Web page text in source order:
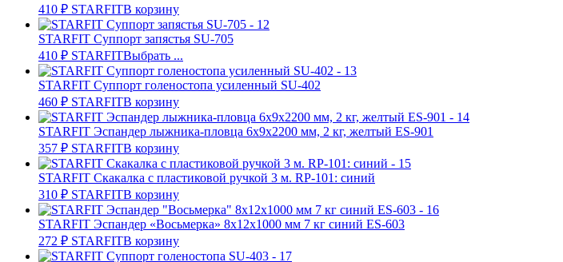
410 ₽ STARFITВ корзину
STARFIT Суппорт запястья SU-705
410 ₽ STARFITВыбрать ...
STARFIT Суппорт голеностопа усиленный SU-402
460 ₽ STARFITВ корзину
STARFIT Эспандер лыжника-пловца 6х9х2200 мм, 2 кг, желтый ES-901
357 ₽ STARFITВ корзину
STARFIT Скакалка с пластиковой ручкой 3 м. RP-101: синий
310 ₽ STARFITВ корзину
STARFIT Эспандер «Восьмерка» 8х12х1000 мм 7 кг синий ES-603
272 ₽ STARFITВ корзину